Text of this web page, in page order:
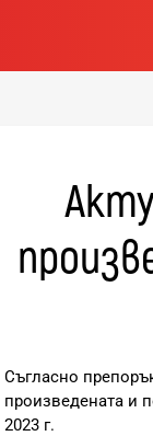
Съгласно
произведената и
2023 г.